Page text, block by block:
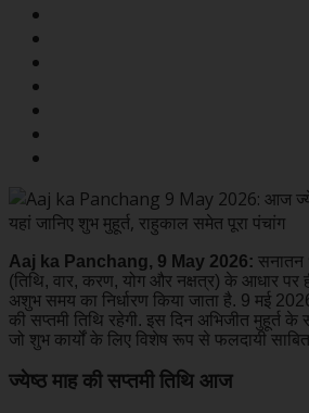
Aaj ka Panchang, 9 May 2026: सनातन
(तिथि, वार, करण, योग और नक्षत्र) के आधार
अशुभ समय का निर्धारण किया जाता है. 9 मई
की सप्तमी तिथि रहेगी. इस दिन अभिजीत मुहूर्त के
जो शुभ कार्यों के लिए विशेष रूप से फलदायी साबित
ज्येष्ठ माह की सप्तमी तिथि आज